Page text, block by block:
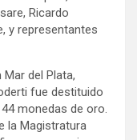
Ricardo
y representantes
del Plata,
fue destituido
monedas de oro.
la Magistratura